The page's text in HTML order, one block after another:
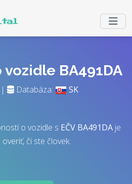
BA491DA
| Databáza: SK
o vozidle s EČV BA491DAje
či ste človek.